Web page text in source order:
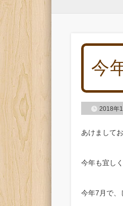
今
2018年
あけまして
今年も宜し
今年7月で、